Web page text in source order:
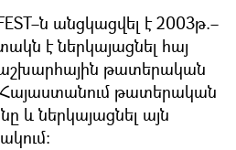
անցկացվել է 2003թ.–
է ներկայացնել հայ
թատերական
Հայաստանում թատերական
և ներկայացնել այն